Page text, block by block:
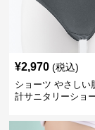
¥2,970 (税込)
ショーツ やさしい
計サニタリーショ